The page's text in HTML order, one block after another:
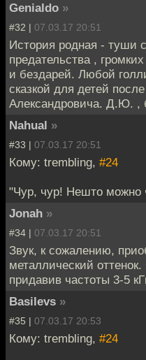
Genialdo »
#32 | 07.03.17 20:51
История родная - туши
предательства ,
и бездарей. Любой
сказкой для детей
Александровича. Д.Ю. ,
Nahual »
#33 | 07.03.17 20:51
Кому: trembling, #24
"Чур, чур! Нешто можно
Jonah »
#34 | 07.03.17 20:51
Звук, к сожалению,
металлический
придавив частоты 3-5
Basilevs »
#35 | 07.03.17 20:53
Кому: trembling, #24